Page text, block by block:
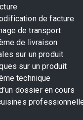
de facture
de transport
de livraison
sur un produit
sur un produit
technique
dossier en cours